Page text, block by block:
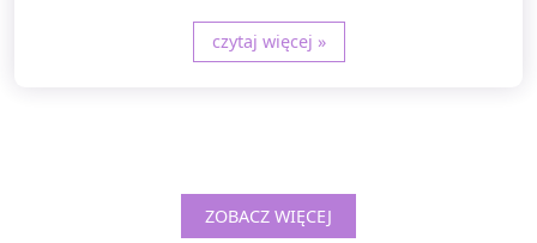
czytaj więcej »
ZOBACZ WIĘCEJ